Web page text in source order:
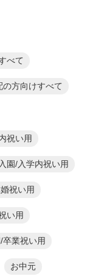
べて
の方向けすべて
祝い用
入園/入学内祝い用
祝い用
い用
卒業祝い用
お中元